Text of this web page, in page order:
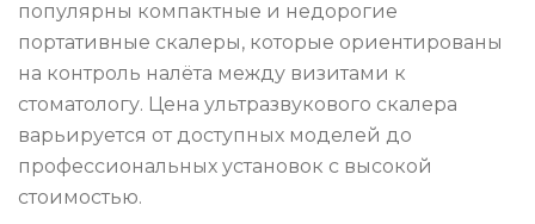
популярны компактные и недорогие
портативные скалеры, которые ориентированы
на контроль налёта между визитами к
стоматологу. Цена ультразвукового скалера
варьируется от доступных моделей до
профессиональных установок с высокой
стоимостью.